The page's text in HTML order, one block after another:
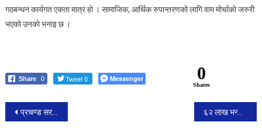
गठबन्धन कार्यगत एकता मात्र हाे । सामाजिक, आर्थिक रुपान्तरणको लागि वाम मोर्चाको जरुरी
भएको उनकाे भनाइ छ ।
Share 0 Tweet 0 Messenger 0
Shares
Post
प्रचण्ड सरकारले हटायाे भ्रष्टचारीलाई कारबाही गर्ने बुदाँ, रास्वपाले समर्थन फिर्ता लिन सक्ने सम्भावना !:रबि लामिछाने ६२ लाख भन्दा बढीका मालसामानहरु लोड रहेको ट्रक बिरगंजमा पर्सा प्रहरीद्वारा पक्राउ ।